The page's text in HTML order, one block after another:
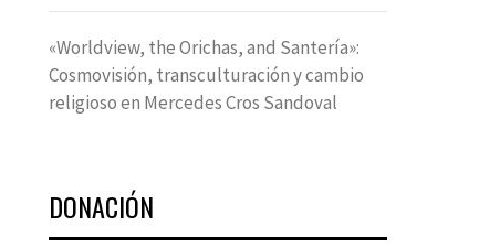
«Worldview, the Orichas, and Santería»:
Cosmovisión, transculturación y cambio
religioso en Mercedes Cros Sandoval
DONACIÓN